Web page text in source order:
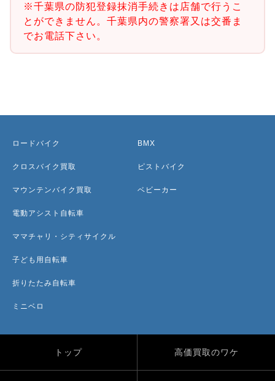
※千葉県の防犯登録抹消手続きは店舗で行うこ
とができません。千葉県内の警察署又は交番ま
でお電話下さい。
ロードバイク
クロスバイク買取
マウンテンバイク買取
電動アシスト自転車
ママチャリ・シティサイクル
子ども用自転車
折りたたみ自転車
ミニベロ
BMX
ピストバイク
ベビーカー
トップ 高価買取のワケ